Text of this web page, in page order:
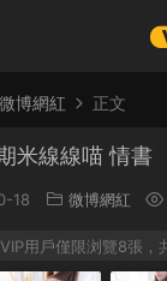
微博網紅 正文
米線線喵 情書
18 微博網紅
用戶僅限浏覽8張，